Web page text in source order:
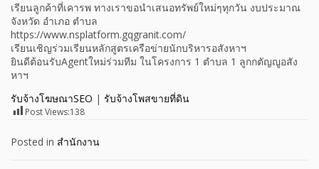
เรียนลูกค้าที่เคารพ ทางเราขอนำเสนอทรัพย์ใหม่ๆทุกวัน งบประมาณ
จังหวัด อำเภอ ตำบล
https://www.nsplatform.gqgranit.com/
เรียนเชิญร่วมเรียนหลักสูตรเครือข่ายนักบริหารอสังหาฯ
ยินดีต้อนรับAgentใหม่ร่วมทีม ในโครงการ 1 ตำบล 1 ลูกกตัญญูอสัง
หาฯ
รับจ้างโฆษณาSEO | รับจ้างโพสขายที่ดิน
Post Views:138
Posted in สำนักงาน